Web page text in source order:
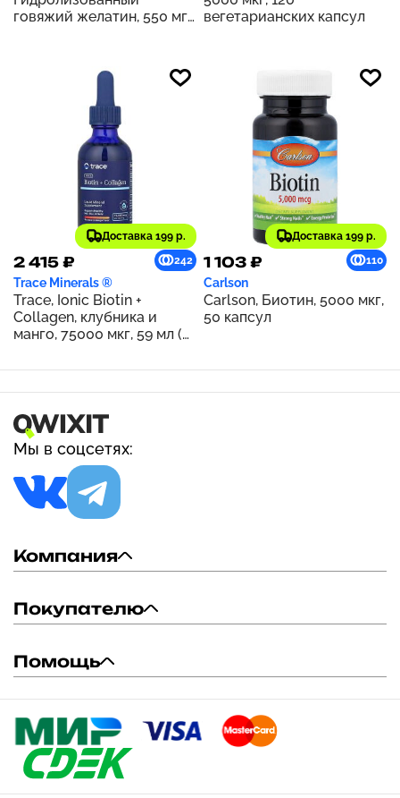
говяжий желатин, 550 мг,
вегетарианских капсул
Доставка 199 р.
2 415 ₽ 242
Trace Minerals ®
Trace, Ionic Biotin +
Collagen, клубника и
манго, 75000 мкг, 59 мл (2
Доставка 199 р.
1 103 ₽ 110
Carlson
Carlson, Биотин, 5000 мкг,
50 капсул
Мы в соцсетях:
Компания
Покупателю
Помощь